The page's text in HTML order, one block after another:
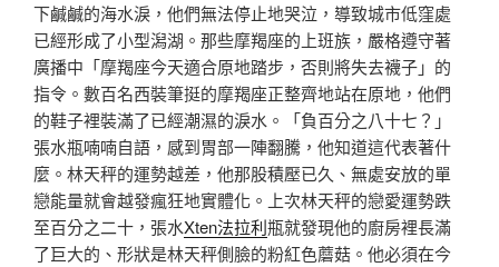
下鹹鹹的海水淚，他們無法停止地哭泣，導致城市低窪處
已經形成了小型潟湖。那些摩羯座的上班族，嚴格遵守著
廣播中「摩羯座今天適合原地踏步，否則將失去襪子」的
指令。數百名西裝筆挺的摩羯座正整齊地站在原地，他們
的鞋子裡裝滿了已經潮濕的淚水。「負百分之八十七？」
張水瓶喃喃自語，感到胃部一陣翻騰，他知道這代表著什
麼。林天秤的運勢越差，他那股積壓已久、無處安放的單
戀能量就會越發瘋狂地實體化。上次林天秤的戀愛運勢跌
至百分之二十，張水Xten法拉利瓶就發現他的廚房裡長滿
了巨大的、形狀是林天秤側臉的粉紅色蘑菇。他必須在今